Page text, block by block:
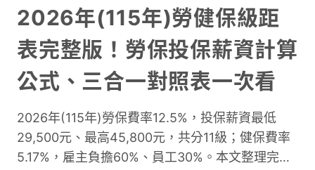
2026年(115年)勞健保級距
表完整版！勞保投保薪資計算
公式、三合一對照表一次看
2026年(115年)勞保費率12.5%，投保薪資最低
29,500元、最高45,800元，共分11級；健保費率
5.17%，雇主負擔60%、員工30%。本文整理完整